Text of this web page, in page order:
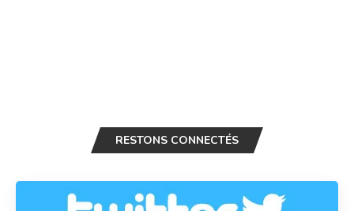
RESTONS CONNECTÉS